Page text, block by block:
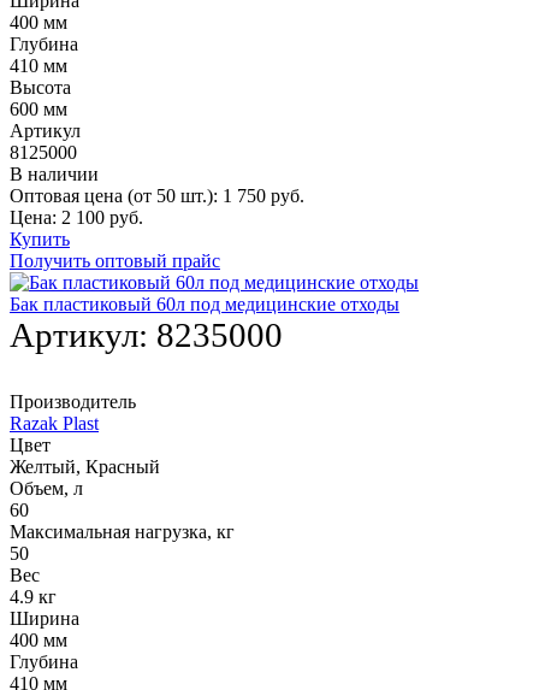
400 мм
Глубина
410 мм
Высота
600 мм
Артикул
8125000
В наличии
Оптовая цена (от 50 шт.): 1 750 руб.
Цена: 2 100 руб.
Купить
Получить оптовый прайс
Бак пластиковый 60л под медицинские отходы
Артикул: 8235000
Производитель
Razak Plast
Цвет
Желтый, Красный
Объем, л
60
Максимальная нагрузка, кг
50
Вес
4.9 кг
Ширина
400 мм
Глубина
410 мм